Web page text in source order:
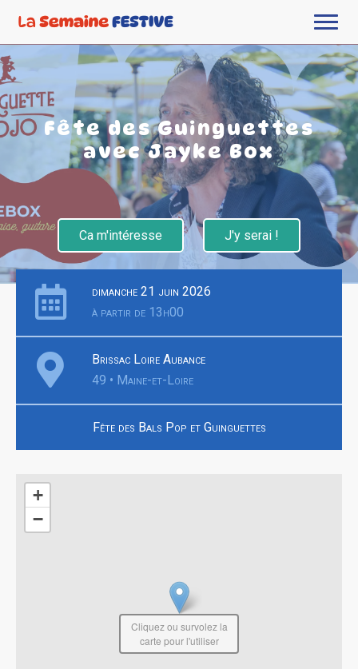
Fête des Guinguettes
avec Jayke Box
Ca m'intéresse J'y serai !
dimanche 21 juin 2026
à partir de 13h00
Brissac Loire Aubance
49 • Maine-et-Loire
Fête des Bals Pop et Guinguettes
+
−
Cliquez ou survolez la
carte pour l'utiliser